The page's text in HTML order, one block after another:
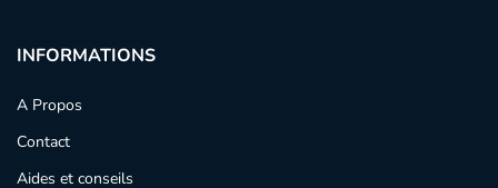
INFORMATIONS
A Propos
Contact
Aides et conseils